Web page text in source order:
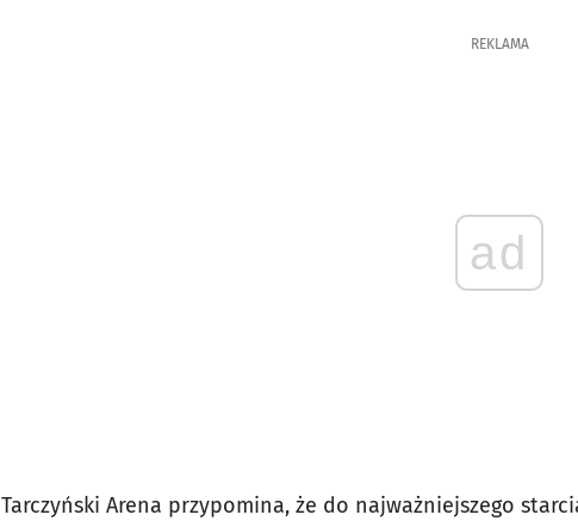
REKLAMA
ad
Tarczyński Arena przypomina, że do najważniejszego